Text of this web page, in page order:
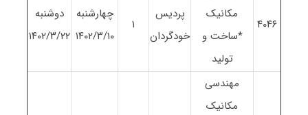
۴٠۴۶
مکانیک
*ساخت و
تولید
پردیس
خودگردان
١
چهارشنبه
١۴٠٢/٣/١٠
دوشنبه
١۴٠٢/٣/٢٢
مهندسی
مکانیک